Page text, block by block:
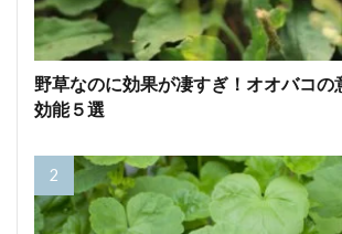
野草なのに効果が凄すぎ！オオバコの
効能５選